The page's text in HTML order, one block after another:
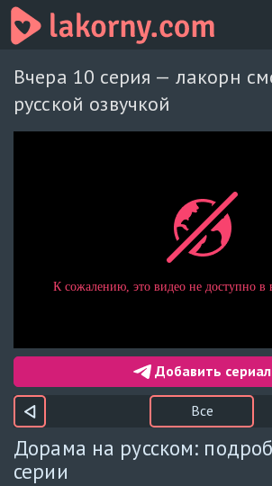
Вчера 10 серия — лакорн
русской озвучкой
Добавить сериал
Все
Дорама на русском:
серии